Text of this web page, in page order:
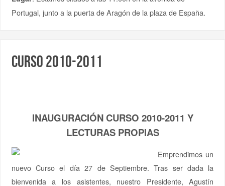
Portugal, junto a la puerta de Aragón de la plaza de España.
Curso 2010-2011
INAUGURACIÓN CURSO 2010-2011 Y
LECTURAS PROPIAS
Emprendimos un
nuevo Curso el día 27 de Septiembre. Tras ser dada la
bienvenida a los asistentes, nuestro Presidente, Agustín